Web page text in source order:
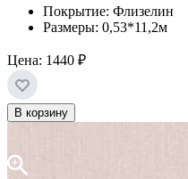
Покрытие: Флизелин
Размеры: 0,53*11,2м
Цена: 1440 ₽
В корзину